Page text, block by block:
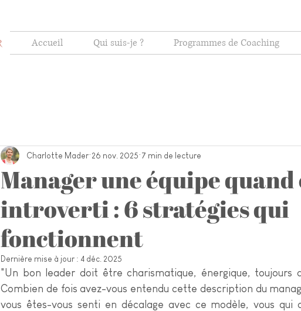
Accueil Qui suis-je ? Programmes de Coaching
Manager une équipe quand
introverti : 6 stratégies qui
fonctionnent
Charlotte Mader 26 nov. 2025 7 min de lecture
Dernière mise à jour : 4 déc. 2025
"Un bon leader doit être charismatique, énergique, toujours
Combien de fois avez-vous entendu cette description du
vous êtes-vous senti en décalage avec ce modèle, vous qui